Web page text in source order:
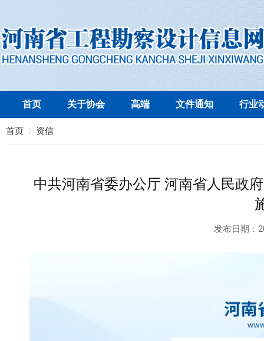
首页 关于协会 高端 文件通知 行业
首页 资信
中共河南省委办公厅 河南省人民政
发布日期：